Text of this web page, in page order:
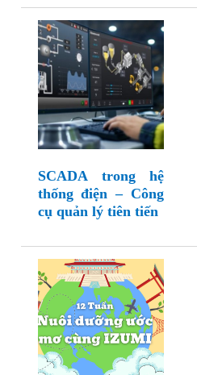
SCADA trong hệ
thống điện – Công
cụ quản lý tiên tiến